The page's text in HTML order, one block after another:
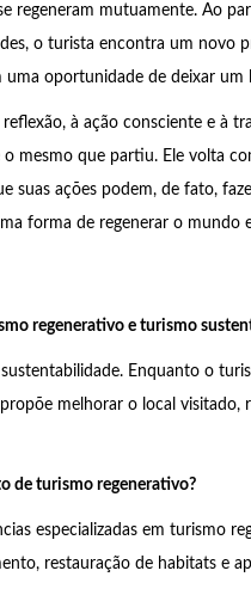
regeneram mutuamente. Ao
o turista encontra um novo
oportunidade de deixar um
à ação consciente e à
mesmo que partiu. Ele volta
suas ações podem, de fato,
forma de regenerar o mundo
regenerativo e turismo
Enquanto o
melhorar o local visitado,
de turismo regenerativo?
especializadas em turismo
restauração de habitats e